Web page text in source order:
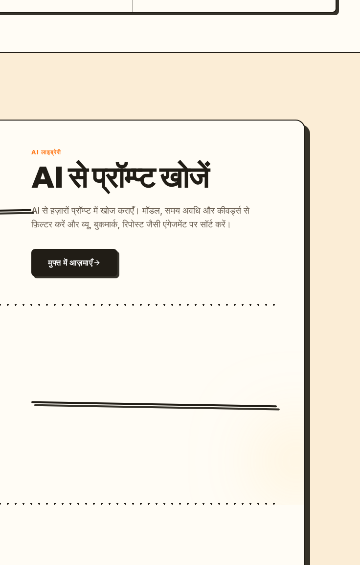
AI लाइब्रेरी
AI से प्रॉम्प्ट खोजें
AI से हज़ारों प्रॉम्प्ट में खोज कराएँ। मॉडल, समय अवधि और कीवर्ड्स से
फ़िल्टर करें और व्यू, बुकमार्क, रिपोस्ट जैसी एंगेजमेंट पर सॉर्ट करें।
मुफ्त में आज़माएँ